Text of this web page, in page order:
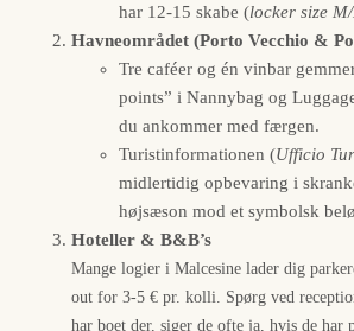
har 12-15 skabe (locker size
Havneområdet (Porto Vecchio &
Tre caféer og én vinbar
points” i Nannybag og
du ankommer med færgen.
Turistinformationen (Ufficio
midlertidig opbevaring i
højsæson mod et symbolsk
Hoteller & B&B’s
Mange logier i Malcesine lader dig
out for 3-5 € pr. kolli. Spørg ved
har boet der, siger de ofte ja, hvis de har